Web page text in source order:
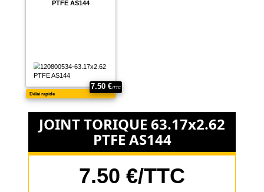
JOINT TORIQUE 63.17x2.62
PTFE AS144
JOINT TORIQUE 63.17x2.62
PTFE AS144
7.50 €/TTC